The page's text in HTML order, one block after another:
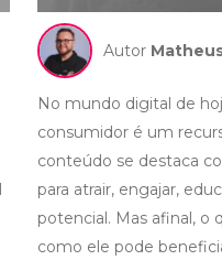
Autor
No mundo digital de
consumidor é um
conteúdo se destaca
para atrair, engajar,
potencial. Mas afinal,
como ele pode